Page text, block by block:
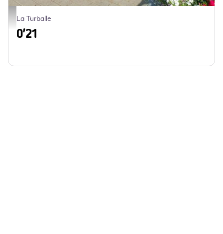
Resaurant 0'21 La Turballe terrasse_1 - 0'21
La Turballe
0'21